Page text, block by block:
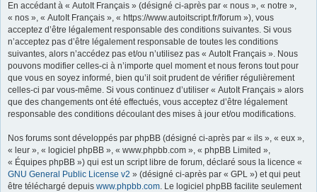
En accédant à « AutoIt Français » (désigné ci-après par « nous », « notre »,
« nos », « AutoIt Français », « https://www.autoitscript.fr/forum »), vous
acceptez d’être légalement responsable des conditions suivantes. Si vous
n’acceptez pas d’être légalement responsable de toutes les conditions
suivantes, alors n’accédez pas et/ou n’utilisez pas « AutoIt Français ». Nous
pouvons modifier celles-ci à n’importe quel moment et nous ferons tout pour
que vous en soyez informé, bien qu’il soit prudent de vérifier régulièrement
celles-ci par vous-même. Si vous continuez d’utiliser « AutoIt Français » alors
que des changements ont été effectués, vous acceptez d’être légalement
responsable des conditions découlant des mises à jour et/ou modifications.
Nos forums sont développés par phpBB (désigné ci-après par « ils », « eux »,
« leur », « logiciel phpBB », « www.phpbb.com », « phpBB Limited »,
« Équipes phpBB ») qui est un script libre de forum, déclaré sous la licence «
GNU General Public License v2 » (désigné ci-après par « GPL ») et qui peut
être téléchargé depuis www.phpbb.com. Le logiciel phpBB facilite seulement